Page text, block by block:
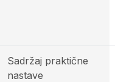
Sadržaj praktične
nastave